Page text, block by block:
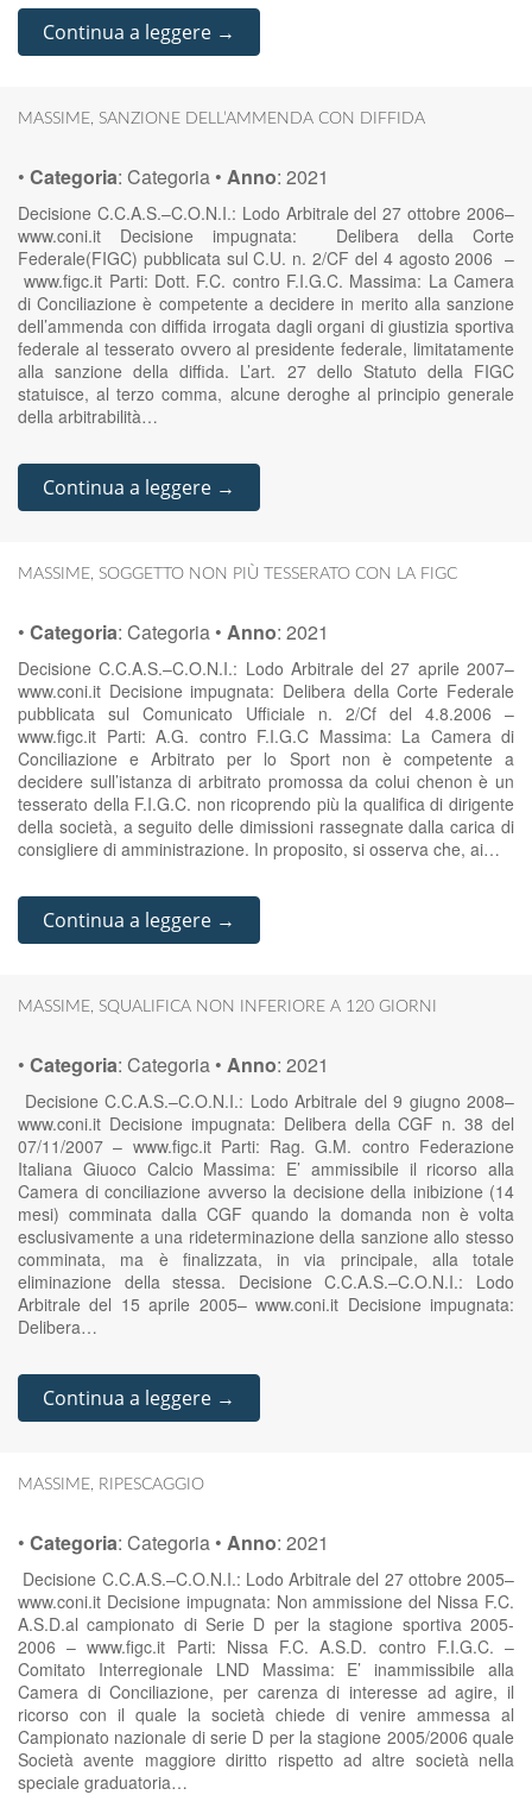
Continua a leggere →
MASSIME, SANZIONE DELL’AMMENDA CON DIFFIDA
• Categoria: Categoria • Anno: 2021
Decisione C.C.A.S.–C.O.N.I.: Lodo Arbitrale del 27 ottobre 2006–
www.coni.it Decisione impugnata: Delibera della Corte
Federale(FIGC) pubblicata sul C.U. n. 2/CF del 4 agosto 2006 –
www.figc.it Parti: Dott. F.C. contro F.I.G.C. Massima: La Camera
di Conciliazione è competente a decidere in merito alla sanzione
dell’ammenda con diffida irrogata dagli organi di giustizia sportiva
federale al tesserato ovvero al presidente federale, limitatamente
alla sanzione della diffida. L’art. 27 dello Statuto della FIGC
statuisce, al terzo comma, alcune deroghe al principio generale
della arbitrabilità…
Continua a leggere →
MASSIME, SOGGETTO NON PIÙ TESSERATO CON LA FIGC
• Categoria: Categoria • Anno: 2021
Decisione C.C.A.S.–C.O.N.I.: Lodo Arbitrale del 27 aprile 2007–
www.coni.it Decisione impugnata: Delibera della Corte Federale
pubblicata sul Comunicato Ufficiale n. 2/Cf del 4.8.2006 –
www.figc.it Parti: A.G. contro F.I.G.C Massima: La Camera di
Conciliazione e Arbitrato per lo Sport non è competente a
decidere sull’istanza di arbitrato promossa da colui chenon è un
tesserato della F.I.G.C. non ricoprendo più la qualifica di dirigente
della società, a seguito delle dimissioni rassegnate dalla carica di
consigliere di amministrazione. In proposito, si osserva che, ai…
Continua a leggere →
MASSIME, SQUALIFICA NON INFERIORE A 120 GIORNI
• Categoria: Categoria • Anno: 2021
Decisione C.C.A.S.–C.O.N.I.: Lodo Arbitrale del 9 giugno 2008–
www.coni.it Decisione impugnata: Delibera della CGF n. 38 del
07/11/2007 – www.figc.it Parti: Rag. G.M. contro Federazione
Italiana Giuoco Calcio Massima: E’ ammissibile il ricorso alla
Camera di conciliazione avverso la decisione della inibizione (14
mesi) comminata dalla CGF quando la domanda non è volta
esclusivamente a una rideterminazione della sanzione allo stesso
comminata, ma è finalizzata, in via principale, alla totale
eliminazione della stessa. Decisione C.C.A.S.–C.O.N.I.: Lodo
Arbitrale del 15 aprile 2005– www.coni.it Decisione impugnata:
Delibera…
Continua a leggere →
MASSIME, RIPESCAGGIO
• Categoria: Categoria • Anno: 2021
Decisione C.C.A.S.–C.O.N.I.: Lodo Arbitrale del 27 ottobre 2005–
www.coni.it Decisione impugnata: Non ammissione del Nissa F.C.
A.S.D.al campionato di Serie D per la stagione sportiva 2005-
2006 – www.figc.it Parti: Nissa F.C. A.S.D. contro F.I.G.C. –
Comitato Interregionale LND Massima: E’ inammissibile alla
Camera di Conciliazione, per carenza di interesse ad agire, il
ricorso con il quale la società chiede di venire ammessa al
Campionato nazionale di serie D per la stagione 2005/2006 quale
Società avente maggiore diritto rispetto ad altre società nella
speciale graduatoria…